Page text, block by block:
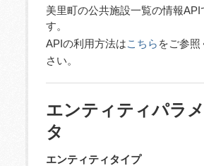
美里町の公共施設一覧の情報API
す。
APIの利用方法はこちら をご参照
さい。
エンティティパラ
タ
エンティティタイプ